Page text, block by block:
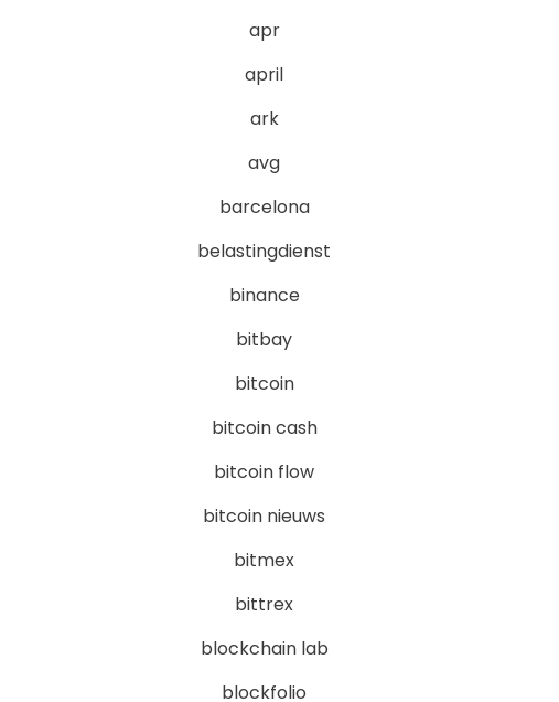
apr
april
ark
avg
barcelona
belastingdienst
binance
bitbay
bitcoin
bitcoin cash
bitcoin flow
bitcoin nieuws
bitmex
bittrex
blockchain lab
blockfolio